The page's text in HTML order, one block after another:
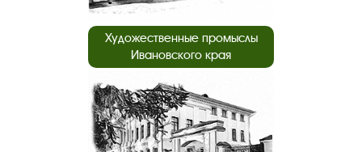
Художественные промыслы
Ивановского края